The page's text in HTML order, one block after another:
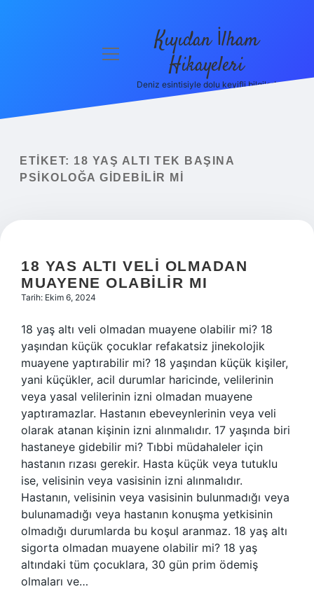
Yasal Uyarı
menüyü
Kıyıdan İlham
Hikayeleri
Deniz esintisiyle dolu keyifli bilgiler!
ETIKET: 18 YAŞ ALTI TEK BAŞINA
PSIKOLOĞA GIDEBILIR MI
18 YAS ALTI VELI OLMADAN
MUAYENE OLABILIR MI
Tarih: Ekim 6, 2024
18 yaş altı veli olmadan muayene olabilir mi? 18
yaşından küçük çocuklar refakatsiz jinekolojik
muayene yaptırabilir mi? 18 yaşından küçük kişiler,
yani küçükler, acil durumlar haricinde, velilerinin
veya yasal velilerinin izni olmadan muayene
yaptıramazlar. Hastanın ebeveynlerinin veya veli
olarak atanan kişinin izni alınmalıdır. 17 yaşında biri
hastaneye gidebilir mi? Tıbbi müdahaleler için
hastanın rızası gerekir. Hasta küçük veya tutuklu
ise, velisinin veya vasisinin izni alınmalıdır.
Hastanın, velisinin veya vasisinin bulunmadığı veya
bulunamadığı veya hastanın konuşma yetkisinin
olmadığı durumlarda bu koşul aranmaz. 18 yaş altı
sigorta olmadan muayene olabilir mi? 18 yaş
altındaki tüm çocuklara, 30 gün prim ödemiş
olmaları ve…